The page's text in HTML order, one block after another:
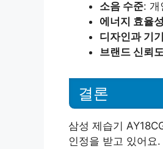
소음 수준: 개
에너지 효율성
디자인과 기
브랜드 신뢰
결론
삼성 제습기
인정을 받고 있어요.